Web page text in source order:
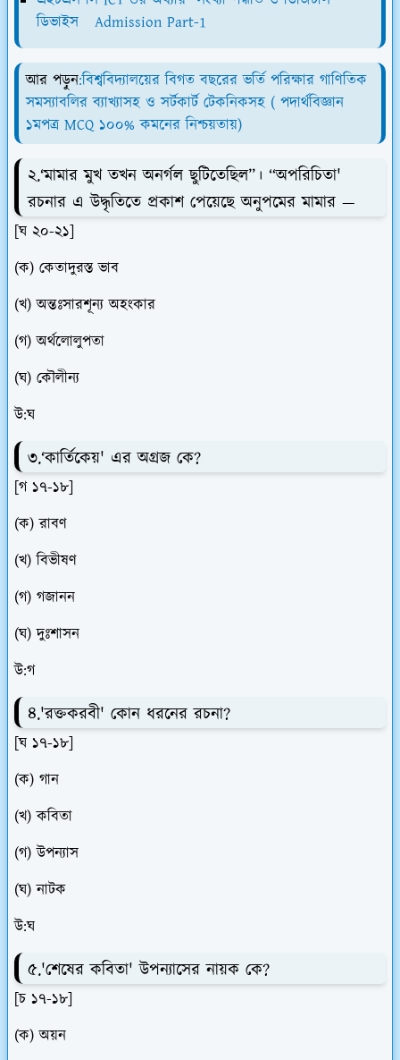
ডিভাইস Admission Part-1
আর পড়ুন:বিশ্ববিদ্যালয়ের বিগত বছরের ভর্তি পরিক্ষার গাণিতিক
সমস্যাবলির ব্যাখ্যাসহ ও সর্টকার্ট টেকনিকসহ ( পদার্থবিজ্ঞান
১মপত্র MCQ ১০০% কমনের নিশ্চয়তায়)
২.‘মামার মুখ তখন অনর্গল ছুটিতেছিল”। “অপরিচিতা'
রচনার এ উদ্ধৃতিতে প্রকাশ পেয়েছে অনুপমের মামার —
[ঘ ২০-২১]
(ক) কেতাদুরস্ত ভাব
(খ) অন্তঃসারশূন্য অহংকার
(গ) অর্থলোলুপতা
(ঘ) কৌলীন্য
উ:ঘ
৩.‘কার্তিকেয়' এর অগ্রজ কে?
[গ ১৭-১৮]
(ক) রাবণ
(খ) বিভীষণ
(গ) গজানন
(ঘ) দুঃশাসন
উ:গ
৪.'রক্তকরবী' কোন ধরনের রচনা?
[ঘ ১৭-১৮]
(ক) গান
(খ) কবিতা
(গ) উপন্যাস
(ঘ) নাটক
উ:ঘ
৫.'শেষের কবিতা' উপন্যাসের নায়ক কে?
[চ ১৭-১৮]
(ক) অয়ন